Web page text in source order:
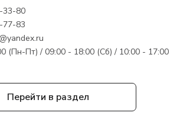
Перейти в раздел
33-80
77-83
(Пн-Пт) / 09:00 - 18:00 (Сб) / 10:00 - 17:00